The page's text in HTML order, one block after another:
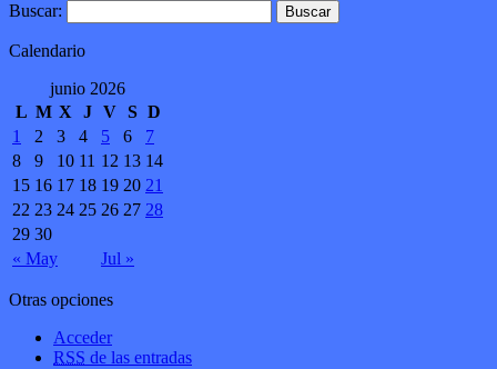
Buscar:
Calendario
junio 2026
L M X J V S D
« May Jul »
1 2 3 4 5 6
7
8
9 10 11 12 13 14
15 16 17 18 19 20 21
22 23 24 25 26 27 28
29 30
Otras opciones
Acceder
RSS de las entradas